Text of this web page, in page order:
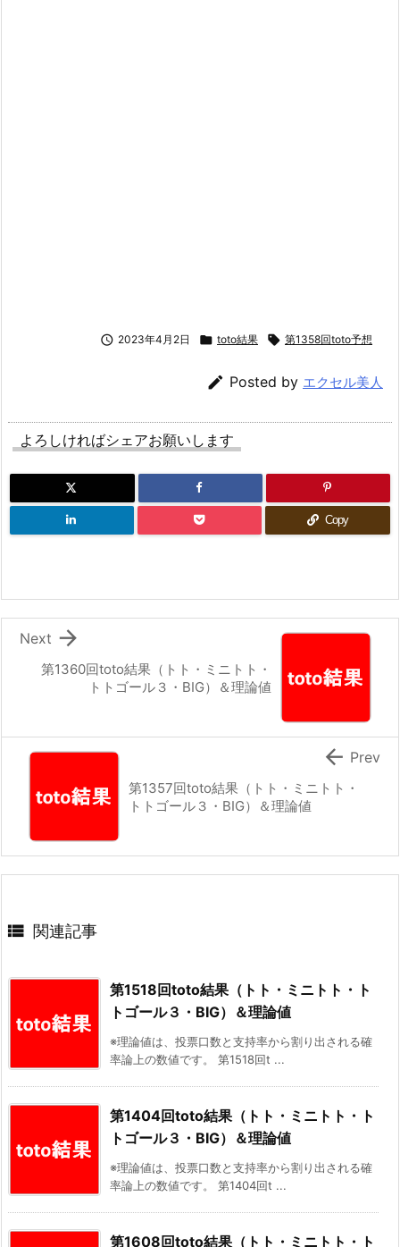
 2023年4月2日  toto結果  第1358回toto予想
 Posted by エクセル美人
よろしければシェアお願いします
Copy
第1360回toto結果（トト・ミニトト・
トトゴール３・BIG）＆理論値

Next
第1357回toto結果（トト・ミニトト・
トトゴール３・BIG）＆理論値
 Prev
 関連記事
第1518回toto結果（トト・ミニトト・ト
トゴール３・BIG）＆理論値
※理論値は、投票口数と支持率から割り出される確
率論上の数値です。 第1518回t ...
第1404回toto結果（トト・ミニトト・ト
トゴール３・BIG）＆理論値
※理論値は、投票口数と支持率から割り出される確
率論上の数値です。 第1404回t ...
第1608回toto結果（トト・ミニトト・ト